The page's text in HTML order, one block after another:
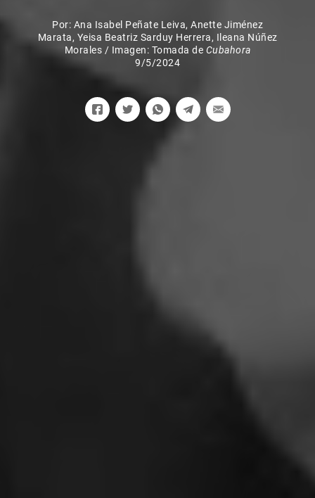
Por: Ana Isabel Peñate Leiva, Anette Jiménez
Marata, Yeisa Beatriz Sarduy Herrera, Ileana Núñez
Morales / Imagen: Tomada de Cubahora
9/5/2024